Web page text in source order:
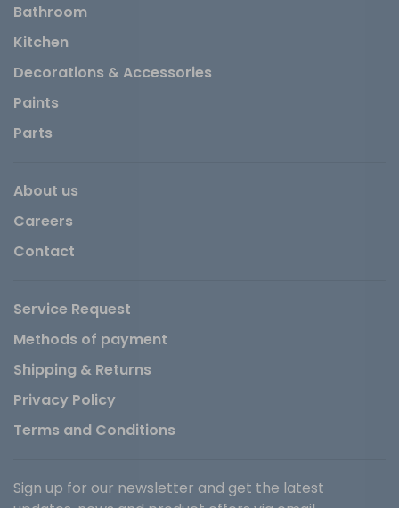
Bathroom
Kitchen
Decorations & Accessories
Paints
Parts
About us
Careers
Contact
Service Request
Methods of payment
Shipping & Returns
Privacy Policy
Terms and Conditions
Sign up for our newsletter and get the latest